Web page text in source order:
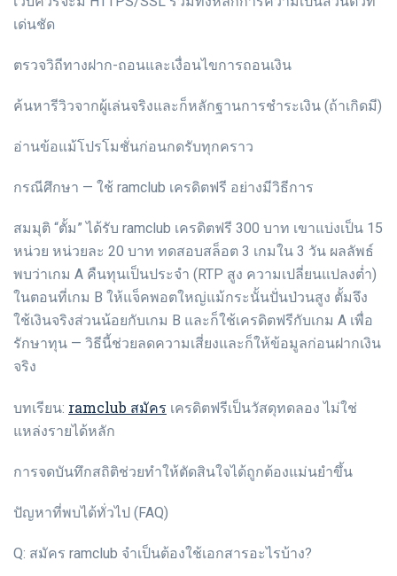
เด่นชัด
ตรวจวิถีทางฝาก-ถอนและเงื่อนไขการถอนเงิน
ค้นหารีวิวจากผู้เล่นจริงและก็หลักฐานการชำระเงิน (ถ้าเกิดมี)
อ่านข้อแม้โปรโมชั่นก่อนกดรับทุกคราว
กรณีศึกษา — ใช้ ramclub เครดิตฟรี อย่างมีวิธีการ
สมมุติ “ตั้ม” ได้รับ ramclub เครดิตฟรี 300 บาท เขาแบ่งเป็น 15
หน่วย หน่วยละ 20 บาท ทดสอบสล็อต 3 เกมใน 3 วัน ผลลัพธ์
พบว่าเกม A คืนทุนเป็นประจำ (RTP สูง ความเปลี่ยนแปลงต่ำ)
ในตอนที่เกม B ให้แจ็คพอตใหญ่แม้กระนั้นปั่นป่วนสูง ตั้มจึง
ใช้เงินจริงส่วนน้อยกับเกม B และก็ใช้เครดิตฟรีกับเกม A เพื่อ
รักษาทุน — วิธีนี้ช่วยลดความเสี่ยงและก็ให้ข้อมูลก่อนฝากเงิน
จริง
บทเรียน: ramclub สมัคร เครดิตฟรีเป็นวัสดุทดลอง ไม่ใช่
แหล่งรายได้หลัก
การจดบันทึกสถิติช่วยทำให้ตัดสินใจได้ถูกต้องแม่นยำขึ้น
ปัญหาที่พบได้ทั่วไป (FAQ)
Q: สมัคร ramclub จำเป็นต้องใช้เอกสารอะไรบ้าง?